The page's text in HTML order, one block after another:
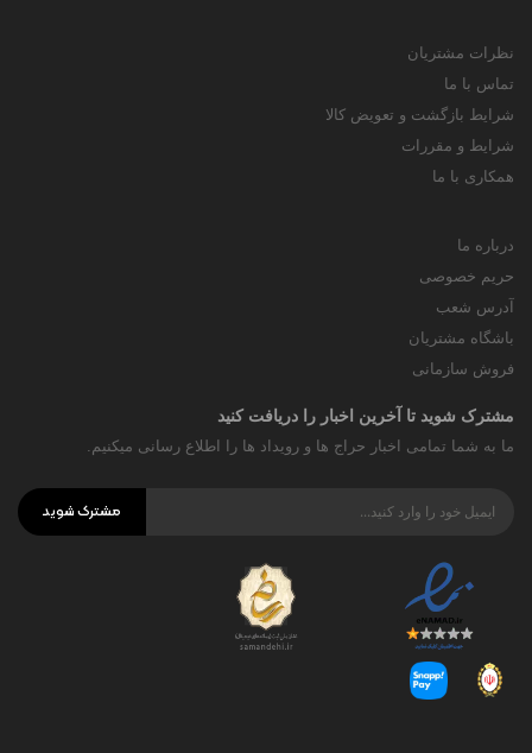
نظرات مشتریان
تماس با ما
شرایط بازگشت و تعویض کالا
شرایط و مقررات
همکاری با ما
درباره ما
حریم خصوصی
آدرس شعب
باشگاه مشتریان
فروش سازمانی
مشترک شوید تا آخرین اخبار را دریافت کنید
ما به شما تمامی اخبار حراج ها و رویداد ها را اطلاع رسانی میکنیم.
مشترک شوید